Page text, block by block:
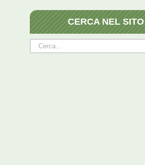
CERCA NEL SITO
Cerca
per: